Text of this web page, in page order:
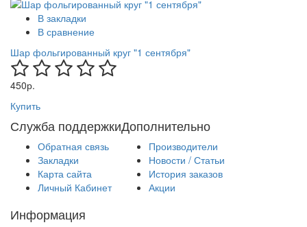
В закладки
В сравнение
Шар фольгированный круг "1 сентября"
450р.
Купить
Служба поддержки
Обратная связь
Закладки
Карта сайта
Личный Кабинет
Дополнительно
Производители
Новости / Статьи
История заказов
Акции
Информация